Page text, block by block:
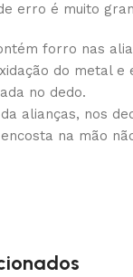
erro é muito
forro nas
do metal e
no dedo.
alianças, nos
na mão